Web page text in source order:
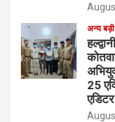
अन्य
25